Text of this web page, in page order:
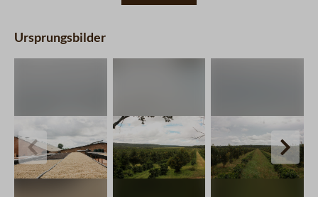
Ursprungsbilder
charts.imageSlider.prevLabel